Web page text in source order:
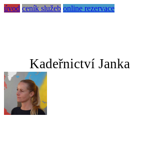
úvod ceník služeb online rezervace
Kadeřnictví Janka